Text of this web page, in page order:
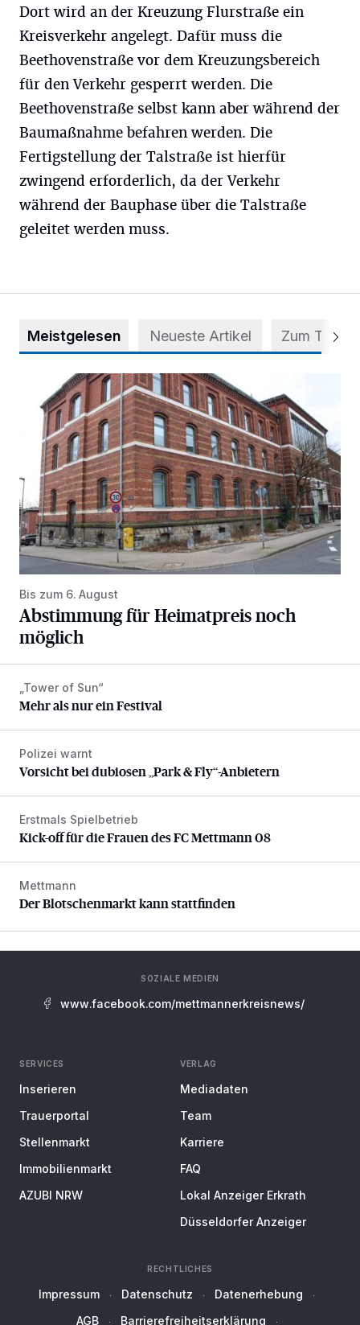
Dort wird an der Kreuzung Flurstraße ein
Kreisverkehr angelegt. Dafür muss die
Beethovenstraße vor dem Kreuzungsbereich
für den Verkehr gesperrt werden. Die
Beethovenstraße selbst kann aber während der
Baumaßnahme befahren werden. Die
Fertigstellung der Talstraße ist hierfür
zwingend erforderlich, da der Verkehr
während der Bauphase über die Talstraße
geleitet werden muss.
Meistgelesen Neueste Artikel Zum Thema
Abstimmung für Heimatpreis noch möglich
Bis zum 6. August
Abstimmung für Heimatpreis noch
möglich
Mehr als nur ein Festival
„Tower of Sun“
Mehr als nur ein Festival
Vorsicht bei dubiosen „Park & Fly“-Anbietern
Polizei warnt
Vorsicht bei dubiosen „Park & Fly“-Anbietern
Kick-off für die Frauen des FC Mettmann 08
Erstmals Spielbetrieb
Kick-off für die Frauen des FC Mettmann 08
Der Blotschenmarkt kann stattfinden
Mettmann
Der Blotschenmarkt kann stattfinden
SOZIALE MEDIEN
www.facebook.com/mettmannerkreisnews/
SERVICES
Inserieren
Trauerportal
Stellenmarkt
Immobilienmarkt
AZUBI NRW
VERLAG
Mediadaten
Team
Karriere
FAQ
Lokal Anzeiger Erkrath
Düsseldorfer Anzeiger
RECHTLICHES
Impressum Datenschutz
Datenerhebung
AGB
Barrierefreiheitserklärung